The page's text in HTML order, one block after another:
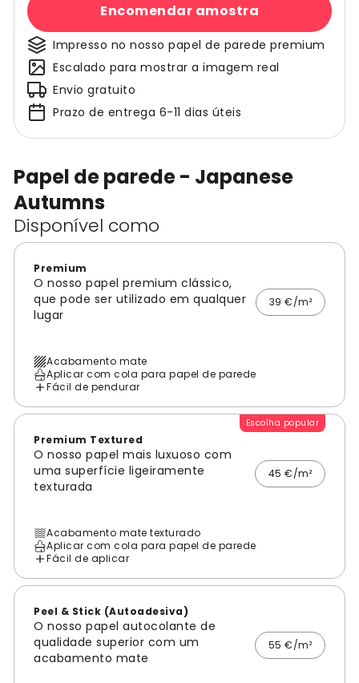
Papel de parede - Japanese
Autumns
Disponível como
Premium
O nosso papel premium clássico,
que pode ser utilizado em qualquer
lugar
39 €/m²
Acabamento mate
Aplicar com cola para papel de parede
Fácil de pendurar
Escolha popular
Premium Textured
O nosso papel mais luxuoso com
uma superfície ligeiramente
texturada
45 €/m²
Acabamento mate texturado
Aplicar com cola para papel de parede
Fácil de aplicar
Peel & Stick (Autoadesiva)
O nosso papel autocolante de
qualidade superior com um
acabamento mate
55 €/m²
Encomendar amostra
Impresso no nosso papel de parede premium
Escalado para mostrar a imagem real
Envio gratuito
Prazo de entrega 6-11 dias úteis